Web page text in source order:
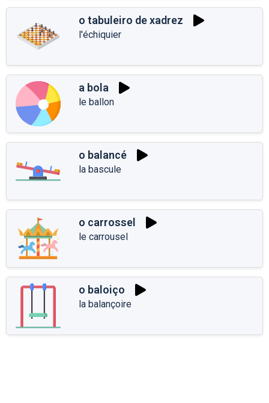
o tabuleiro de xadrez
l'échiquier
a bola
le ballon
o balancé
la bascule
o carrossel
le carrousel
o baloiço
la balançoire